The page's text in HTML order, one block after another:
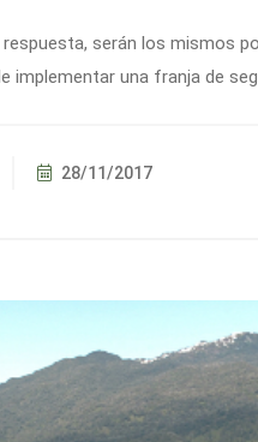
serán los mismos
implementar una franja de
28/11/2017